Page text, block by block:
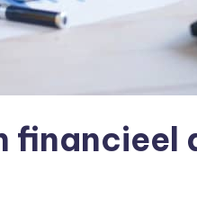
financieel